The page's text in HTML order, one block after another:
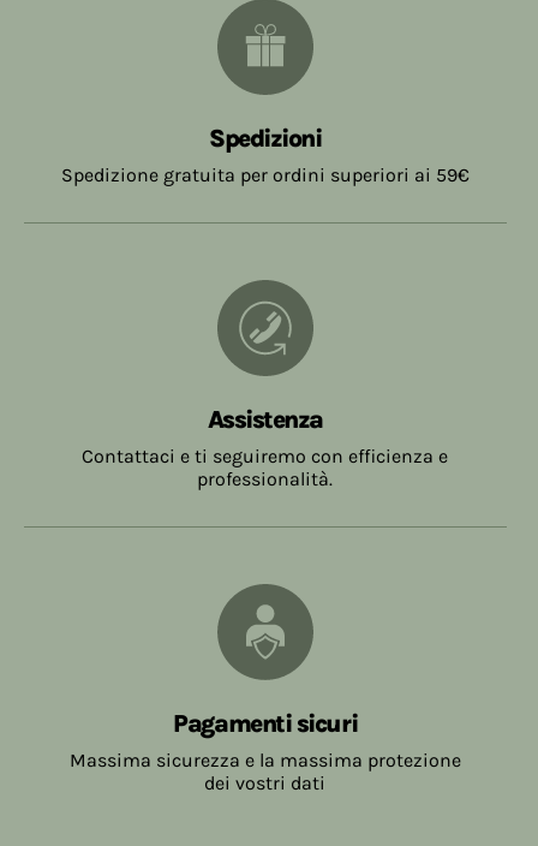
Spedizioni
Spedizione gratuita per ordini superiori ai 59€
Assistenza
Contattaci e ti seguiremo con efficienza e
professionalità.
Pagamenti sicuri
Massima sicurezza e la massima protezione
dei vostri dati